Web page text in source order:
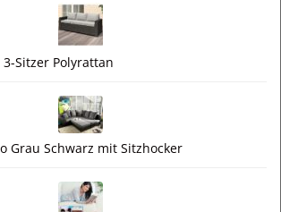
Sitzer Polyrattan
Grau Schwarz mit Sitzhocker